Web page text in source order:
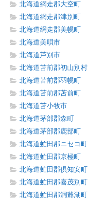
北海道網走郡大空町
北海道網走郡津別町
北海道網走郡美幌町
北海道美唄市
北海道芦別市
北海道苫前郡初山別村
北海道苫前郡羽幌町
北海道苫前郡苫前町
北海道苫小牧市
北海道茅部郡森町
北海道茅部郡鹿部町
北海道虻田郡ニセコ町
北海道虻田郡京極町
北海道虻田郡倶知安町
北海道虻田郡喜茂別町
北海道虻田郡洞爺湖町